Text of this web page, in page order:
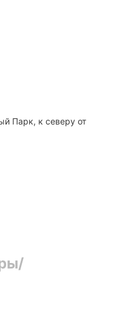
Парк, к северу от